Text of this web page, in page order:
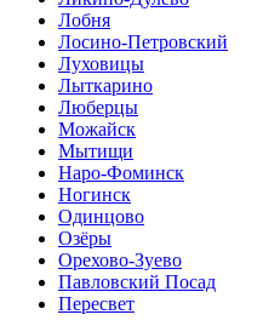
Лобня
Лосино-Петровский
Луховицы
Лыткарино
Люберцы
Можайск
Мытищи
Наро-Фоминск
Ногинск
Одинцово
Озёры
Орехово-Зуево
Павловский Посад
Пересвет